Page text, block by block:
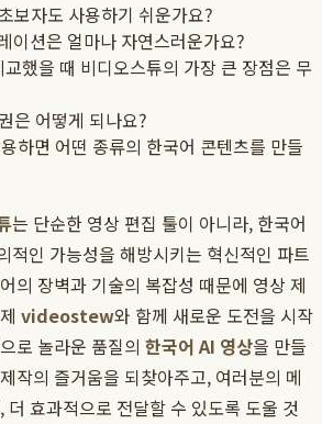
보자도 사용하기 쉬운가요?
이션은 얼마나 자연스러운가요?
했을 때 비디오스튜의 가장 큰 장점은 무
은 어떻게 되나요?
하면 어떤 종류의 한국어 콘텐츠를 만들
는 단순한 영상 편집 툴이 아니라, 한국어
적인 가능성을 해방시키는 혁신적인 파트
의 장벽과 기술의 복잡성 때문에 영상 제
videostew와 함께 새로운 도전을 시작
로 놀라운 품질의 한국어 AI 영상을 만들
작의 즐거움을 되찾아주고, 여러분의 메
더 효과적으로 전달할 수 있도록 도울 것